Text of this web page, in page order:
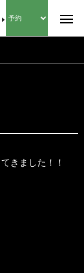
きました！！